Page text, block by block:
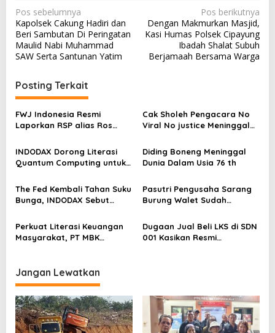
N
a
v
i
g
a
s
i
p
o
s
Pos sebelumnya
Kapolsek Cakung Hadiri dan
Beri Sambutan Di Peringatan
Maulid Nabi Muhammad
SAW Serta Santunan Yatim
Pos berikutnya
Dengan Makmurkan Masjid,
Kasi Humas Polsek Cipayung
Ibadah Shalat Subuh
Berjamaah Bersama Warga
Posting Terkait
FWJ Indonesia Resmi
Laporkan RSP alias Ros
Cak Sholeh Pengacara No
Viral No justice Meninggal
INDODAX Dorong Literasi
Quantum Computing untuk
Blockchain
Diding Boneng Meninggal
Dunia Dalam Usia 76 th
The Fed Kembali Tahan Suku
Bunga, INDODAX Sebut
Sentimen Pasar
Pasutri Pengusaha Sarang
Burung Walet Sudah
Pelapor Desak Polda Jambi
Segera Lakukan Penahanan
Perkuat Literasi Keuangan
Masyarakat, PT MBK
Dugaan Jual Beli LKS di SDN
001 Kasikan Resmi
Jangan Lewatkan